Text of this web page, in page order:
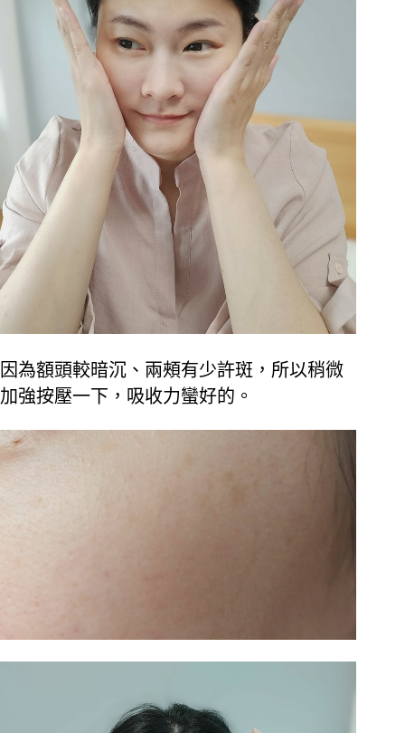
因為額頭較暗沉、兩頰有少許斑，所以稍微
加強按壓一下，吸收力蠻好的。